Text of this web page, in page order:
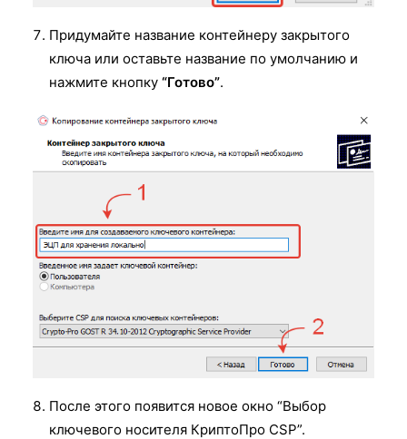
Придумайте название контейнеру закрытого
ключа или оставьте название по умолчанию и
нажмите кнопку “Готово”.
После этого появится новое окно “Выбор
ключевого носителя КриптоПро CSP”.